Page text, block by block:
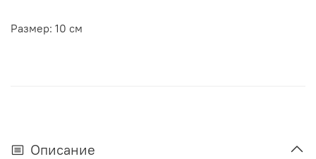
Размер: 10 см
Описание